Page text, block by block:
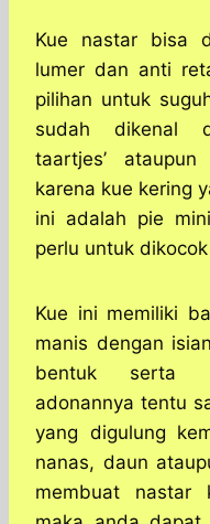
Kue nastar bisa
lumer dan anti
pilihan untuk
sudah dikenal
taartjes’
karena kue kering
ini adalah pie
perlu untuk
Kue ini memiliki
manis dengan
bentuk serta
adonannya tentu
yang digulung
nanas, daun
membuat nastar